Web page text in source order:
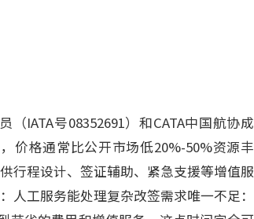
IATA号08352691）和CATA中国航协成
价格通常比公开市场低20%-50%资源丰
行程设计、签证辅助、紧急支援等增值服
工服务能处理复杂改签需求唯一不足：